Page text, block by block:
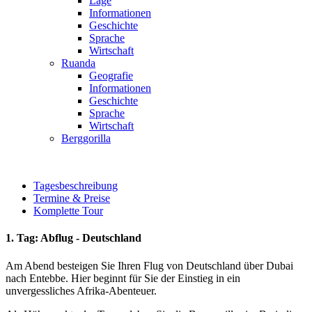
Informationen
Geschichte
Sprache
Wirtschaft
Ruanda
Geografie
Informationen
Geschichte
Sprache
Wirtschaft
Berggorilla
Tagesbeschreibung
Termine & Preise
Komplette Tour
1. Tag: Abflug - Deutschland
Am Abend besteigen Sie Ihren Flug von Deutschland über Dubai
nach Entebbe. Hier beginnt für Sie der Einstieg in ein
unvergessliches Afrika-Abenteuer.